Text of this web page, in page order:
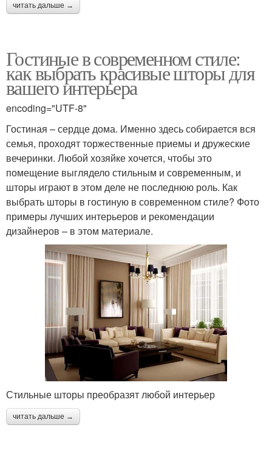
читать дальше →
Гостиные в современном стиле:
как выбрать красивые шторы для
вашего интерьера
encoding="UTF-8"
Гостиная – сердце дома. Именно здесь собирается вся
семья, проходят торжественные приемы и дружеские
вечеринки. Любой хозяйке хочется, чтобы это
помещение выглядело стильным и современным, и
шторы играют в этом деле не последнюю роль. Как
выбрать шторы в гостиную в современном стиле? Фото
примеры лучших интерьеров и рекомендации
дизайнеров – в этом материале.
Стильные шторы преобразят любой интерьер
читать дальше →